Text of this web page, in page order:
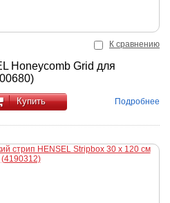
К сравнению
Honeycomb Grid для
Купить Подробнее